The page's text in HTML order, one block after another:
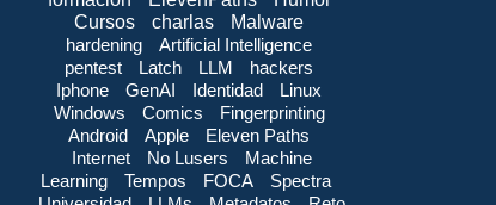
Cursos
charlas
Malware
hardening
Artificial Intelligence
pentest
Latch LLM
hackers
Iphone
GenAI Identidad
Linux
Windows
Comics
Fingerprinting
Android
Apple
Eleven Paths
Internet
No Lusers
Machine
Learning
Tempos FOCA
Spectra